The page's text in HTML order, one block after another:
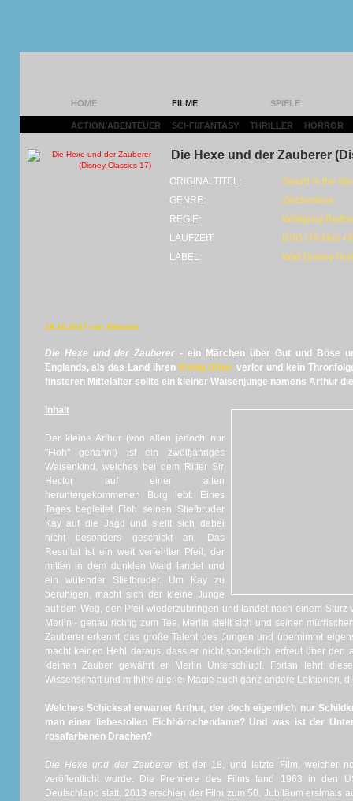
HOME FILME SPIELE
ACTION/ABENTEUER SCI-FI/FANTASY THRILLER HORROR
Die Hexe und der Zauberer
ORIGINALTITEL:
Sword in the
GENRE:
Zeichentrick
REGIE:
Wolfgang
LAUFZEIT:
DVD (76 Min) •
LABEL:
Walt Disney
18.10.2017 von Xthonios
Die Hexe und der Zauberer- ein Märchen über Gut und Böse
Englands, als das Land ihren König Uther verlor und kein
finsteren Mittelalter sollte ein kleiner Waisenjunge namens Arthur
Inhalt
Der kleine Arthur (von allen jedoch nur
"Floh" genannt) ist ein zwölfjähriges
Waisenkind, welches bei dem Ritter Sir
Hector auf einer alten
heruntergekommenen Burg lebt. Eines
Tages begleitet Floh seinen Stiefbruder
Kay auf die Jagd und stellt sich dabei
nicht besonders geschickt an. Das
Resultat ist ein weit verfehlter Pfeil, der
mitten in dem dunklen Wald landet und
ein wütender Stiefbruder. Um Kay zu
beruhigen, macht sich der kleine Junge
auf den Weg, den Pfeil wiederzubringen und landet nach einem Sturz
Merlin - genau richtig zum Tee. Merlin stellt sich und seinen
Zauberer erkennt das große Talent des Jungen und übernimmt
macht keinen Hehl daraus, dass er nicht sonderlich erfreut über den
kleinen Zauber gewährt er Merlin Unterschlupf. Fortan lehrt
Wissenschaft und mithilfe allerlei Magie auch ganz andere Lektionen,
Welches Schicksal erwartet Arthur, der doch eigentlich nur
man einer liebestollen Eichhörnchendame? Und was ist der
rosafarbenen Drachen?
Die Hexe und der Zauberer ist der 18. und letzte Film, welcher
veröffentlicht wurde. Die Premiere des Films fand 1963 in den
Deutschland statt. 2013 erschien der Film zum 50. Jubiläum erstmals